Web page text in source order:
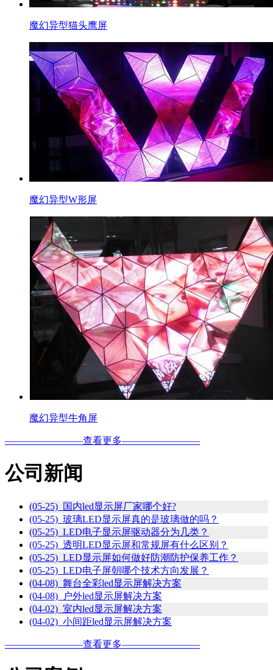
魔幻异型猫头鹰屏
魔幻异型W形屏
魔幻异型牛角屏
————————查看更多————————
公司新闻
(05-25) 国内led显示屏厂家哪个好?
(05-25) 玻璃LED显示屏真的是玻璃做的吗？
(05-25) LED电子显示屏驱动器分为几类？
(05-25) 透明LED显示屏和常规屏有什么区别？
(05-25) LED显示屏如何做好防潮防护保养工作？
(05-25) LED电子屏朝哪个技术方向发展？
(04-08) 舞台全彩led显示屏解决方案
(04-08) 户外led显示屏解决方案
(04-02) 室内led显示屏解决方案
(04-02) 小间距led显示屏解决方案
————————查看更多————————